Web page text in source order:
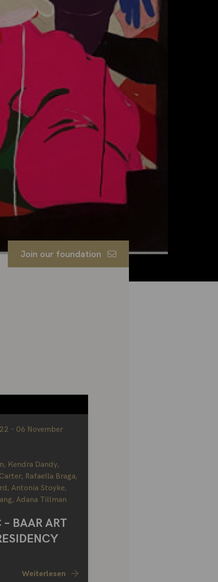
Join our foundation
- 06 November
, Kendra Dandy,
, Rafaella Braga,
, Antonia Stoyke,
, Adana Tillman
BAAR ART
Weiterlesen